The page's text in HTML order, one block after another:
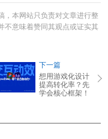
，本网站只负责对文章进行整
不意味着赞同其观点或证实其
下一篇
想用游戏化设计
提高转化率？先
学会核心框架！